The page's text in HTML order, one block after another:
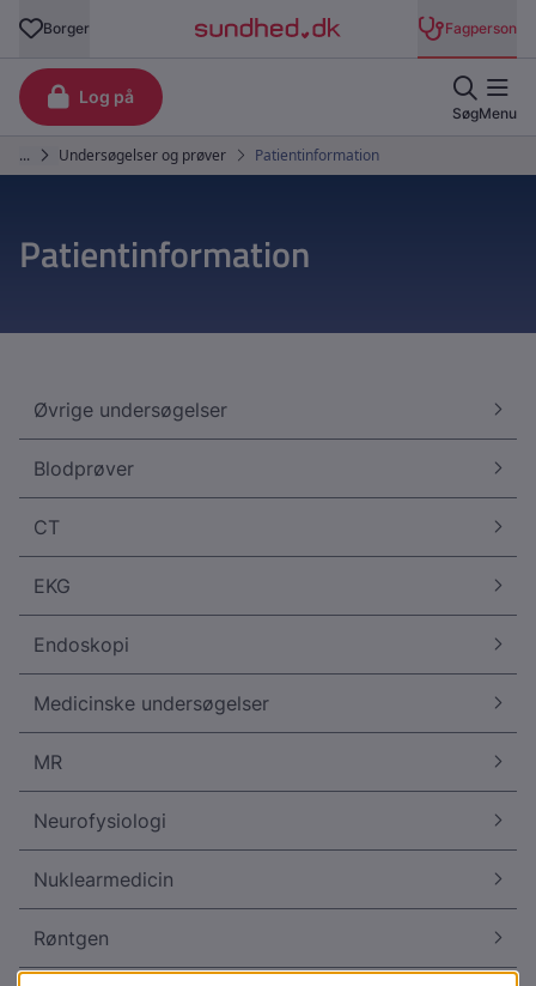
Patientinformation
Øvrige undersøgelser
Blodprøver
CT
EKG
Endoskopi
Medicinske undersøgelser
MR
Neurofysiologi
Nuklearmedicin
Røntgen